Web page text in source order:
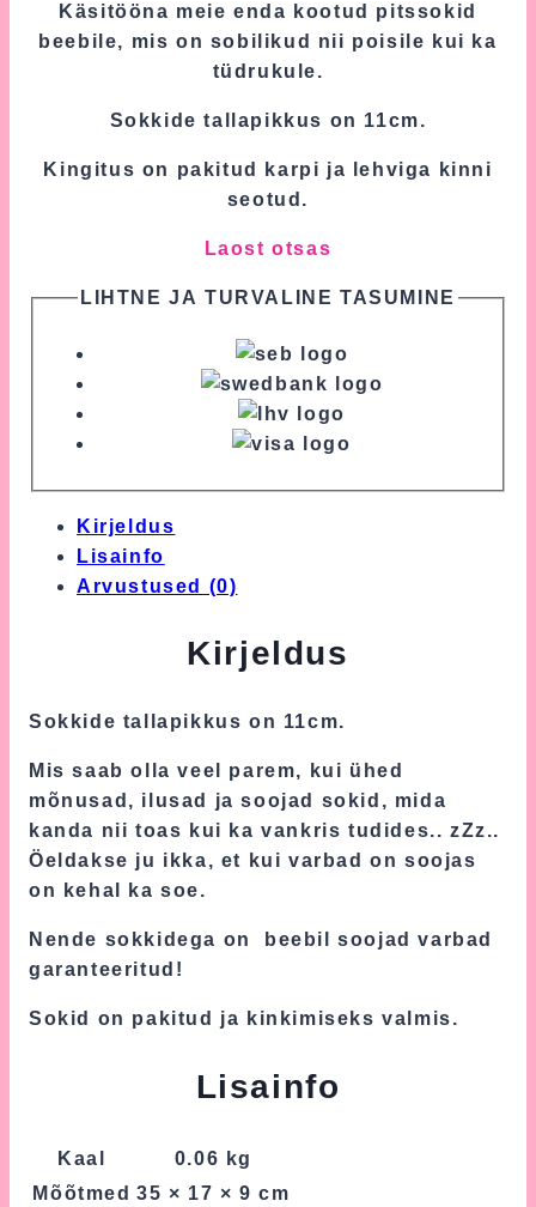
Käsitööna meie enda kootud pitssokid
beebile, mis on sobilikud nii poisile kui ka
tüdrukule.
Sokkide tallapikkus on 11cm.
Kingitus on pakitud karpi ja lehviga kinni
seotud.
Laost otsas
LIHTNE JA TURVALINE TASUMINE
Kirjeldus
Lisainfo
Arvustused (0)
Kirjeldus
Sokkide tallapikkus on 11cm.
Mis saab olla veel parem, kui ühed
mõnusad, ilusad ja soojad sokid, mida
kanda nii toas kui ka vankris tudides.. zZz..
Öeldakse ju ikka, et kui varbad on soojas
on kehal ka soe.
Nende sokkidega on beebil soojad varbad
garanteeritud!
Sokid on pakitud ja kinkimiseks valmis.
Lisainfo
Kaal
0.06 kg
Mõõtmed 35 × 17 × 9 cm